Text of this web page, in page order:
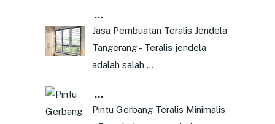
…
Jasa Pembuatan Teralis Jendela
Tangerang – Teralis jendela
adalah salah …
…
Pintu Gerbang Teralis Minimalis